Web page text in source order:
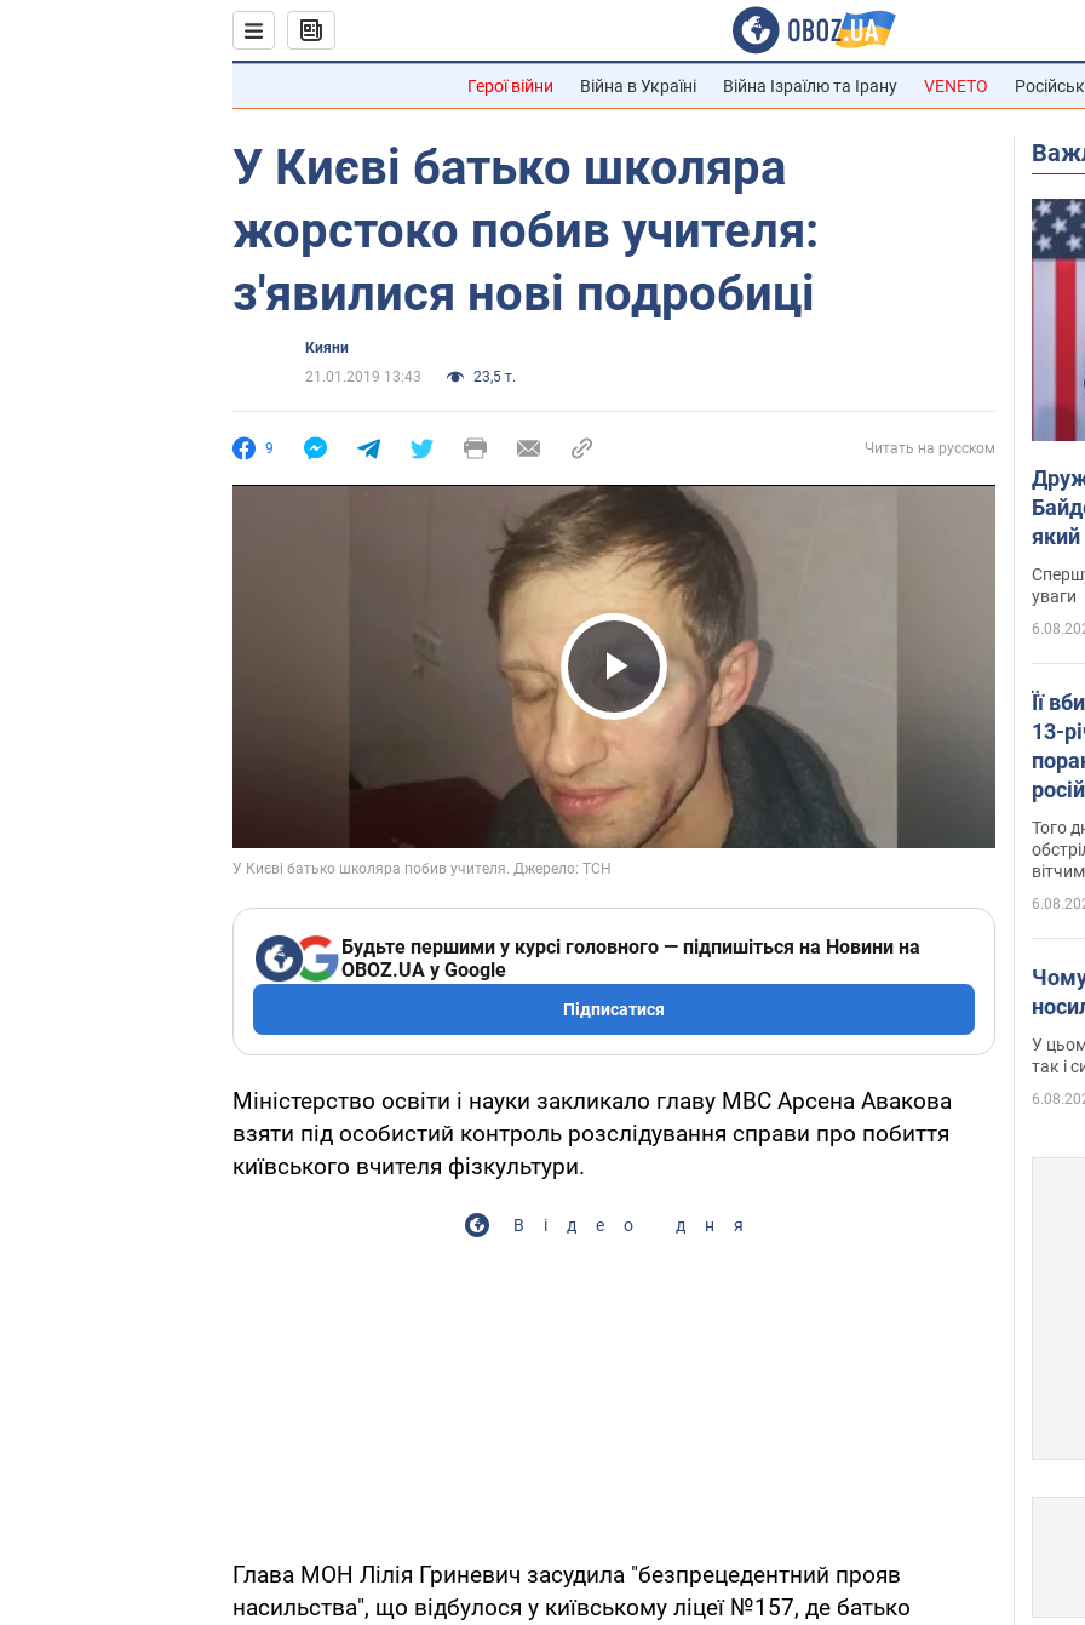
Герої війни Війна в Україні Війна Ізраїлю та Ірану VENETO
У Києві батько школяра
жорстоко побив учителя:
з'явилися нові подробиці
Кияни
21.01.2019 13:43
23,5 т.
9 Читать на русском
Play Video
Будьте першими у курсі головного — підпишіться на Новини на
OBOZ.UA у Google
Підписатися
Міністерство освіти і науки закликало главу МВС Арсена Авакова
взяти під особистий контроль розслідування справи про побиття
київського вчителя фізкультури.
Відео дня
Глава МОН Лілія Гриневич засудила "безпрецедентний прояв
насильства", що відбулося у київському ліцеї №157, де батько
який
уваги
Її
13-
Того
У
так і